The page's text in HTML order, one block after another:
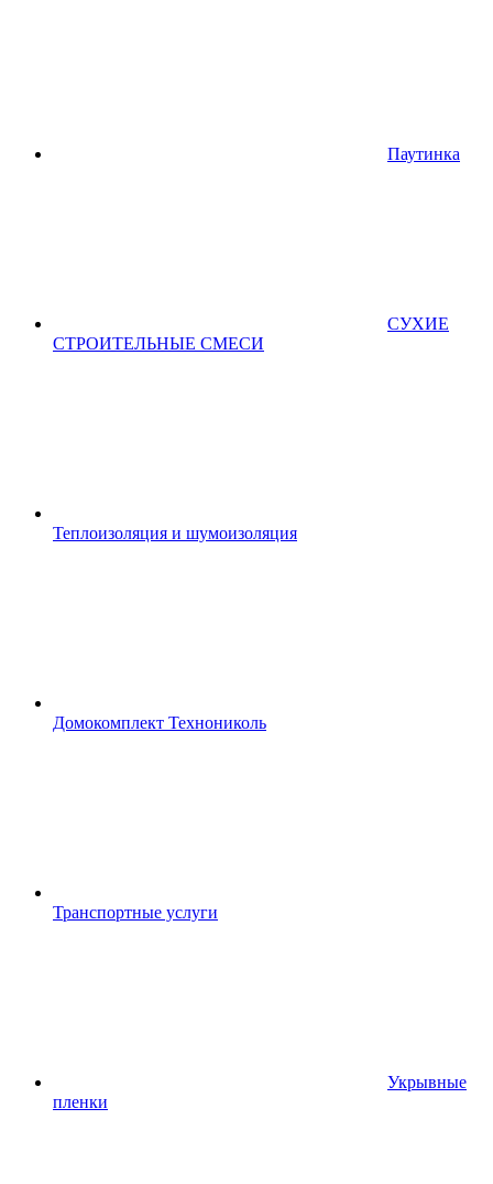
Паутинка
СУХИЕ
СТРОИТЕЛЬНЫЕ СМЕСИ
Теплоизоляция и шумоизоляция
Домокомплект Технониколь
Транспортные услуги
Укрывные
пленки